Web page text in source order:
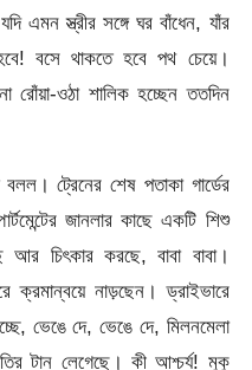
এমন স্ত্রীর সঙ্গে ঘর বাঁধেন, যাঁর
বসে থাকতে হবে পথ চেয়ে।
রোঁয়া-ওঠা শালিক হচ্ছেন ততদিন
ট্রেনের শেষ পতাকা গার্ডের
জানলার কাছে একটি শিশু
আর চিৎকার করছে, বাবা বাবা।
ক্রমান্বয়ে নাড়ছেন। ড্রাইভারে
ভেঙে দে, ভেঙে দে, মিলনমেলা
টান লেগেছে। কী আশ্চর্য! মুকু